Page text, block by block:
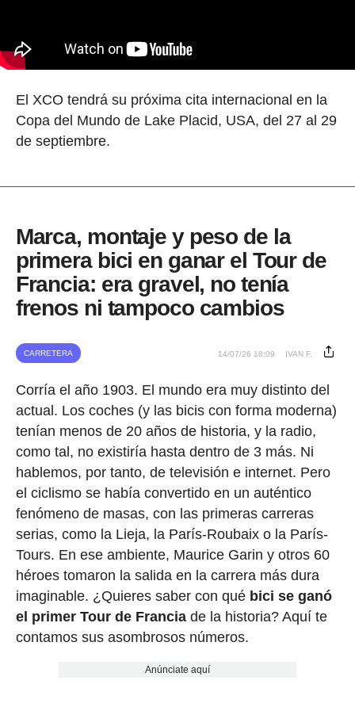
El XCO tendrá su próxima cita internacional en la
Copa del Mundo de Lake Placid, USA, del 27 al 29
de septiembre.
Marca, montaje y peso de la
primera bici en ganar el Tour de
Francia: era gravel, no tenía
frenos ni tampoco cambios
CARRETERA 14/07/26 18:09 IVAN F.
Corría el año 1903. El mundo era muy distinto del
actual. Los coches (y las bicis con forma moderna)
tenían menos de 20 años de historia, y la radio,
como tal, no existiría hasta dentro de 3 más. Ni
hablemos, por tanto, de televisión e internet. Pero
el ciclismo se había convertido en un auténtico
fenómeno de masas, con las primeras carreras
serias, como la Lieja, la París-Roubaix o la París-
Tours. En ese ambiente, Maurice Garin y otros 60
héroes tomaron la salida en la carrera más dura
imaginable. ¿Quieres saber con qué bici se ganó
el primer Tour de Franciade la historia? Aquí te
contamos sus asombrosos números.
Anúnciate aquí